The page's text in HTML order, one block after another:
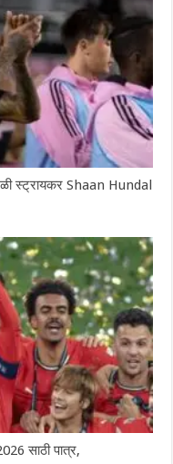
स्ट्रायकर Shaan Hundal
साठी पात्र,